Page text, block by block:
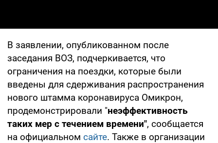
В заявлении, опубликованном после
заседания ВОЗ, подчеркивается, что
ограничения на поездки, которые были
введены для сдерживания распространения
нового штамма коронавируса Омикрон,
продемонстрировали "неэффективность
таких мер с течением времени", сообщается
на официальном сайте. Также в организации